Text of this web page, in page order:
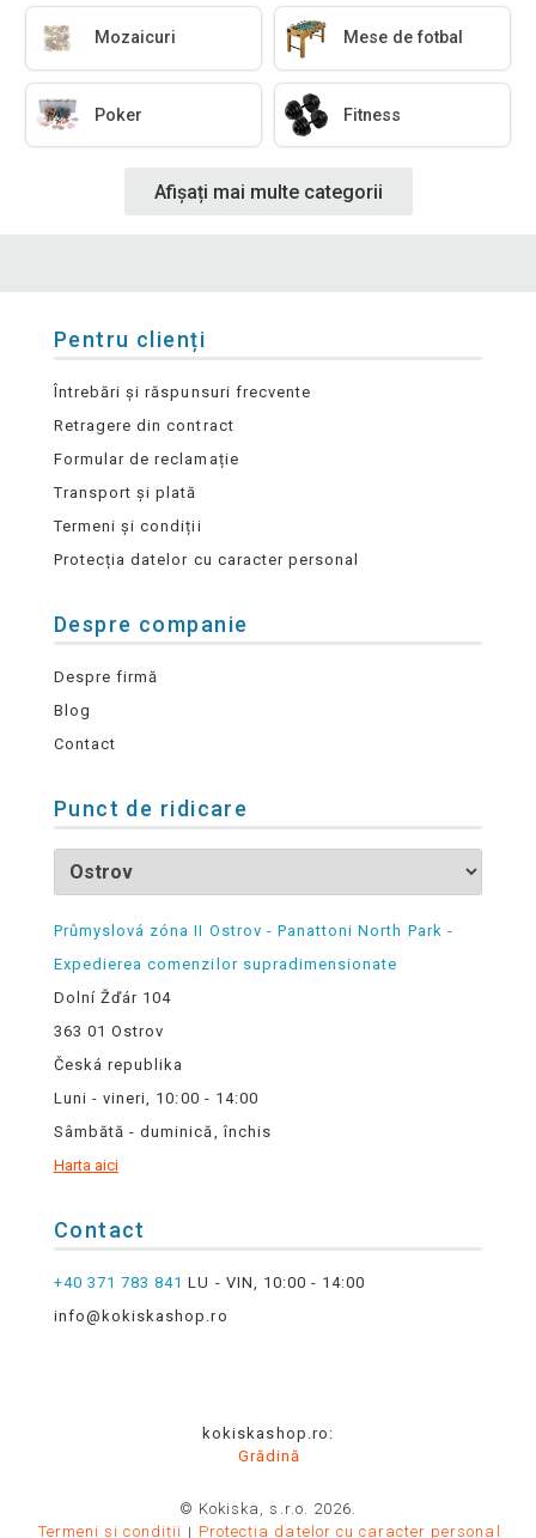
Mozaicuri Mese de fotbal
Poker Fitness
Afișați mai multe categorii
Pentru clienți
Întrebări și răspunsuri frecvente
Retragere din contract
Formular de reclamație
Transport și plată
Termeni și condiții
Protecția datelor cu caracter personal
Despre companie
Despre firmă
Blog
Contact
Punct de ridicare
Průmyslová zóna II Ostrov - Panattoni North Park -
Expedierea comenzilor supradimensionate
Dolní Žďár 104
363 01 Ostrov
Česká republika
Luni - vineri, 10:00 - 14:00
Sâmbătă - duminică, închis
Harta aici
Contact
+40 371 783 841 LU - VIN, 10:00 - 14:00
info@kokiskashop.ro
kokiskashop.ro:
Grădină
© Kokiska, s.r.o. 2026.
Termeni și condiții
Protecția datelor cu caracter personal